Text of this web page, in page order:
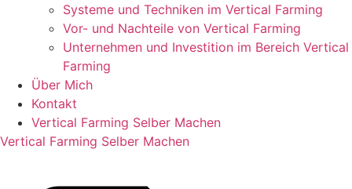
Systeme und Techniken im Vertical Farming
Vor- und Nachteile von Vertical Farming
Unternehmen und Investition im Bereich Vertical
Farming
Über Mich
Kontakt
Vertical Farming Selber Machen
Vertical Farming Selber Machen